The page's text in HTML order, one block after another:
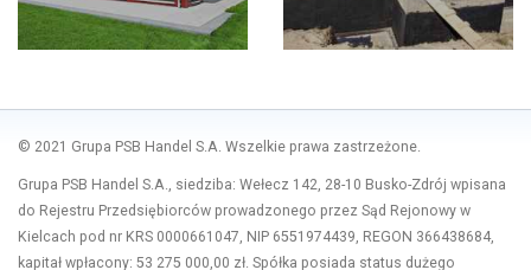
© 2021 Grupa PSB Handel S.A. Wszelkie prawa zastrzeżone.
Grupa PSB Handel S.A., siedziba: Wełecz 142, 28-10 Busko-Zdrój wpisana
do Rejestru Przedsiębiorców prowadzonego przez Sąd Rejonowy w
Kielcach pod nr KRS 0000661047, NIP 6551974439, REGON 366438684,
kapitał wpłacony: 53 275 000,00 zł. Spółka posiada status dużego